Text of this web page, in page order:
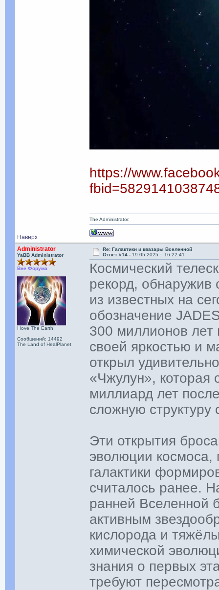
https://
Наверх
The Administrator.
Administrator
YaBB Administrator
Вне Форума
I love The Earth!
Сообщений: 14492
The Land of HealPlanet
Re: Галактики и квазары Вселенной
Ответ #14 - 19.05.2025 :: 16:22:41
Космический
рекорд, обнаружив
из известных на
обозначение
300 миллионов лет
своей яркостью и
открыл
«Чжулун», которая
миллиард лет
сложную
Эти открытия
эволюции космоса,
галактики
считалось ранее.
ранней Вселенной
активным
кислорода и
химической
знания о первых
требуют